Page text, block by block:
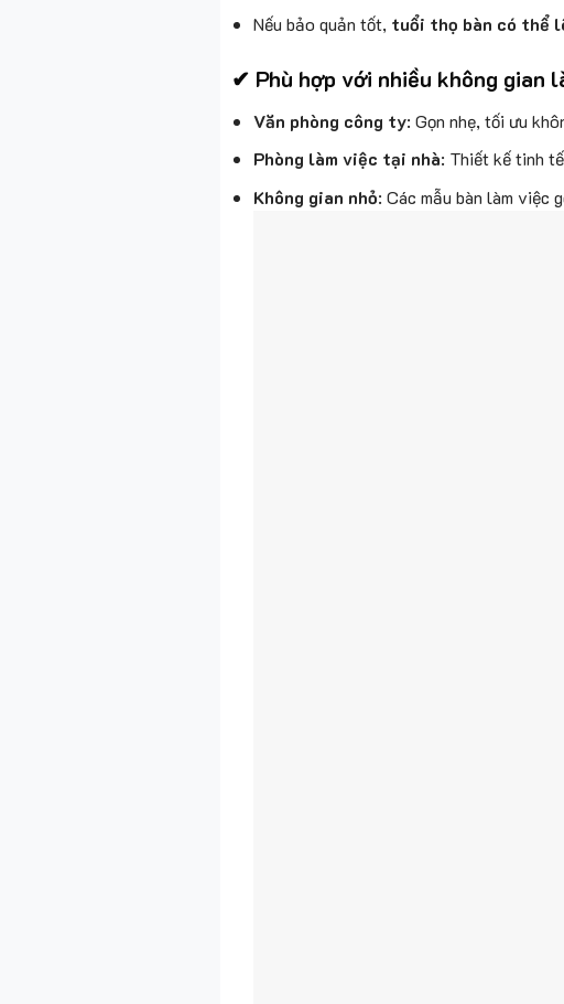
Nếu bảo quản tốt, tuổi thọ bàn có thể
✔ Phù hợp với nhiều không gian
Văn phòng công ty: Gọn nhẹ, tối ưu
Phòng làm việc tại nhà: Thiết kế tinh
Không gian nhỏ: Các mẫu bàn làm việc